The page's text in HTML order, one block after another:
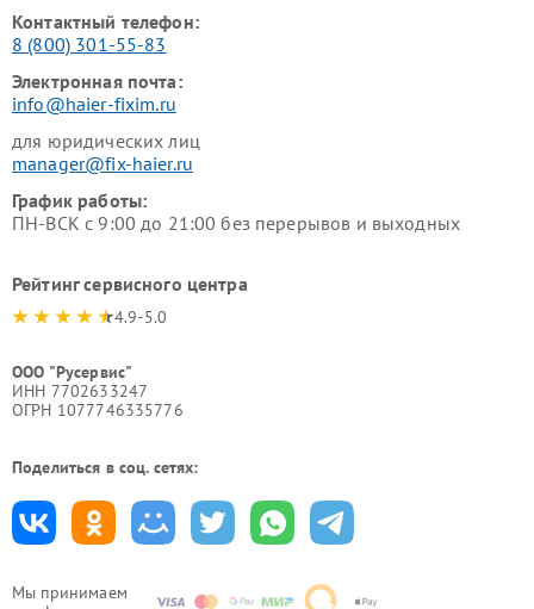
Мы принимаем
Контактный телефон:
8 (800) 301-55-83
Электронная почта:
info@haier-fixim.ru
для юридических лиц
manager@fix-haier.ru
График работы:
ПН-ВСК с 9:00 до 21:00 без перерывов и выходных
Рейтинг сервисного центра
4.9-5.0
ООО "Русервис"
ИНН 7702633247
ОГРН 1077746335776
Поделиться в соц. сетях: